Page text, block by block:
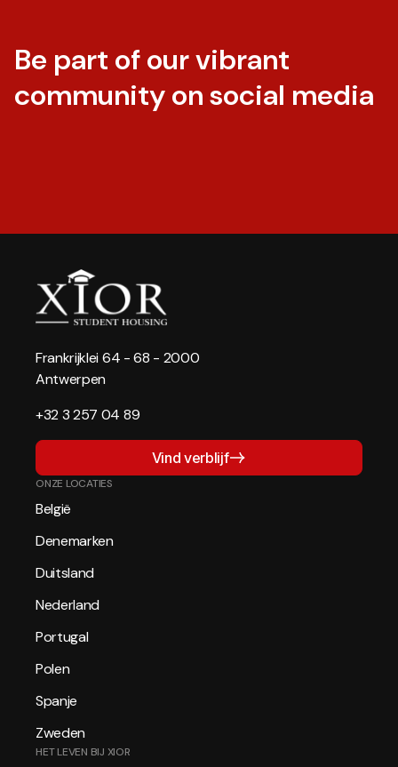
Be part of our vibrant
community on social media
Frankrijklei 64 - 68 - 2000
Antwerpen
+32 3 257 04 89
ONZE LOCATIES
België
Denemarken
Duitsland
Nederland
Portugal
Polen
Spanje
Zweden
HET LEVEN BIJ XIOR
Vind verblijf